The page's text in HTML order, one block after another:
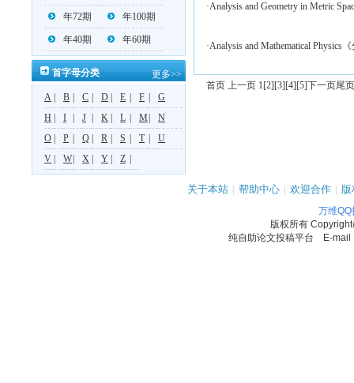
年72期 年100期
年40期 年60期
首字母分类 更多>>
A B C D E F
G
H
I J K L M
N
O
P Q R S T
U
V
W X Y Z
·Analysis and Geometry in Metric
·Analysis and Mathematical Physics
首页 上一页 1[2][3][4][5]下一页尾页
关于本站 | 帮助中心 | 欢迎合作 |
万维
版权所有
纯自助论文投稿平台 E-mail